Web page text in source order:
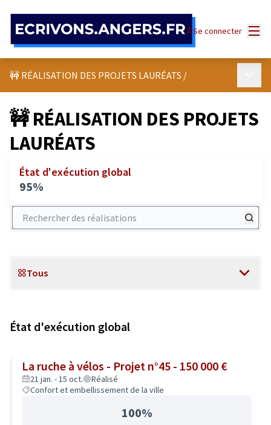
Se connecter
🚧 RÉALISATION DES PROJETS LAURÉATS /
🚧 RÉALISATION DES PROJETS
LAURÉATS
État d'exécution global
95%
Rechercher des réalisations
Scope
Tous
État d'exécution global
La ruche à vélos - Projet n°45 - 150 000 €
21 jan. - 15 oct.
Réalisé
Confort et embellissement de la ville
100%